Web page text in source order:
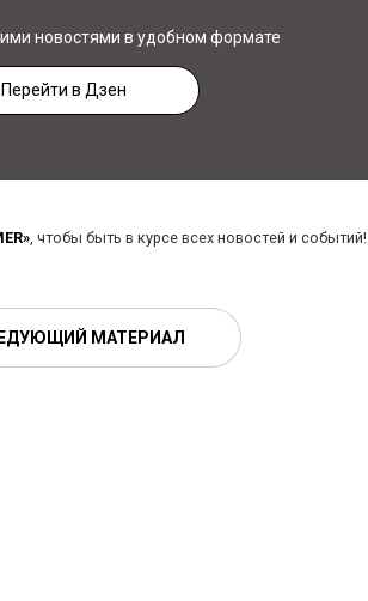
новостями в удобном формате
Перейти в Дзен
, чтобы быть в курсе всех новостей и событий!
МАТЕРИАЛ